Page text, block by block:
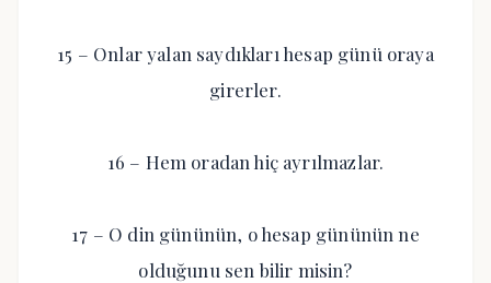
15 – Onlar yalan saydıkları hesap günü oraya
girerler.
16 – Hem oradan hiç ayrılmazlar.
17 – O din gününün, o hesap gününün ne
olduğunu sen bilir misin?